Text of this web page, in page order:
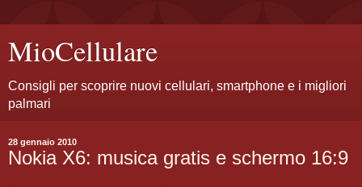
MioCellulare
Consigli per scoprire nuovi cellulari, smartphone e i migliori
palmari
28 gennaio 2010
Nokia X6: musica gratis e schermo 16:9